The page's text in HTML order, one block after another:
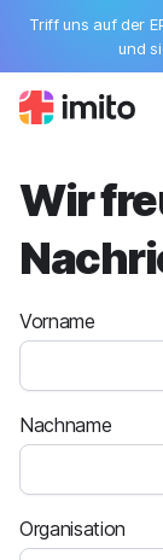
Triff uns auf der
und
Wir
Vorname
Nachname
Organisation